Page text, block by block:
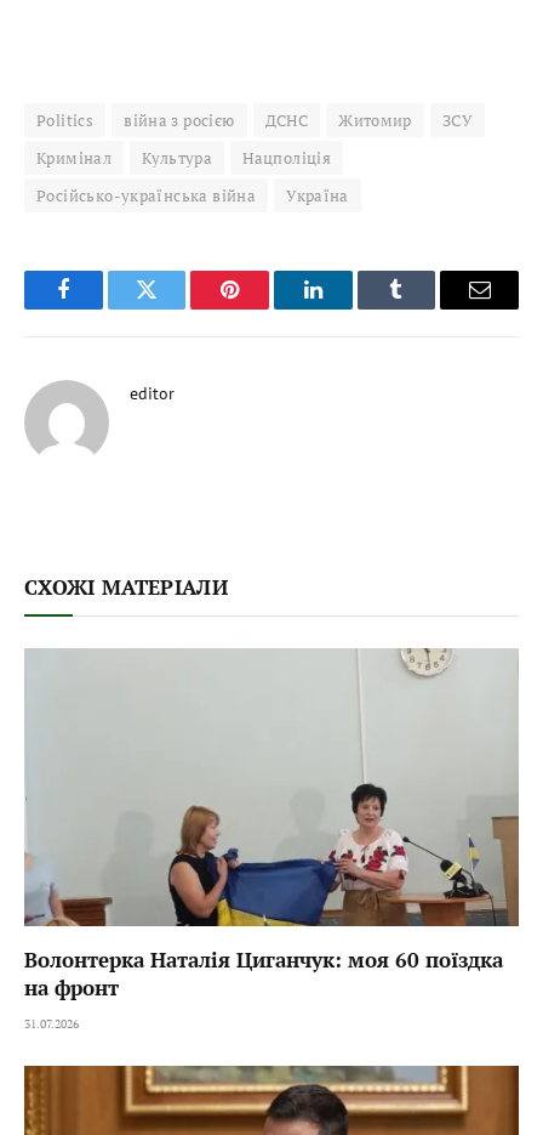
Politics війна з росією ДСНС Житомир
ЗСУ
Кримінал
Культура
Нацполіція
Російсько-українська війна
Україна
FacebookTwitter Pinterest LinkedInTumblr Email
editor
СХОЖІ МАТЕРІАЛИ
Волонтерка Наталія Циганчук: моя 60 поїздка
на фронт
31.07.2026